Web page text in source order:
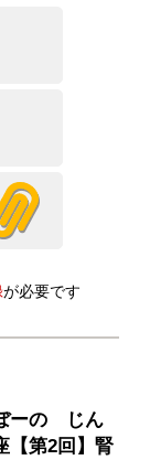
が必要です
ーの じん
【第2回】腎